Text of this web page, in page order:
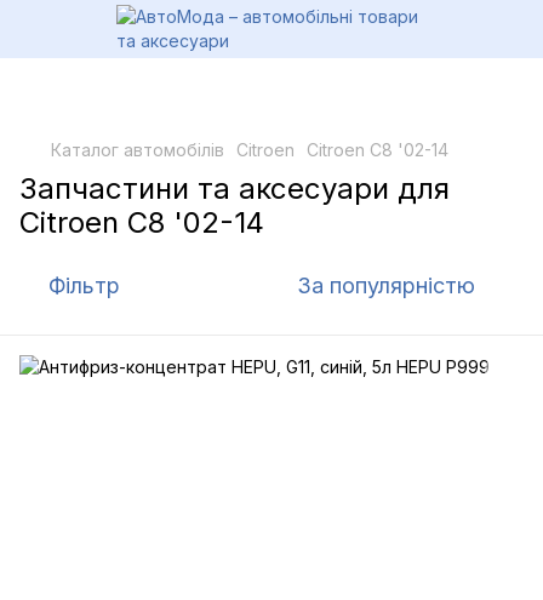
Каталог автомобілів Citroen Citroen C8 '02-14
Запчастини та аксесуари для
Citroen C8 '02-14
Фільтр За популярністю